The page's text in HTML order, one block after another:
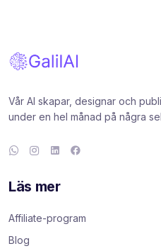
Vår AI skapar, designar och
under en hel månad på några
Läs mer
Affiliate-program
Blog